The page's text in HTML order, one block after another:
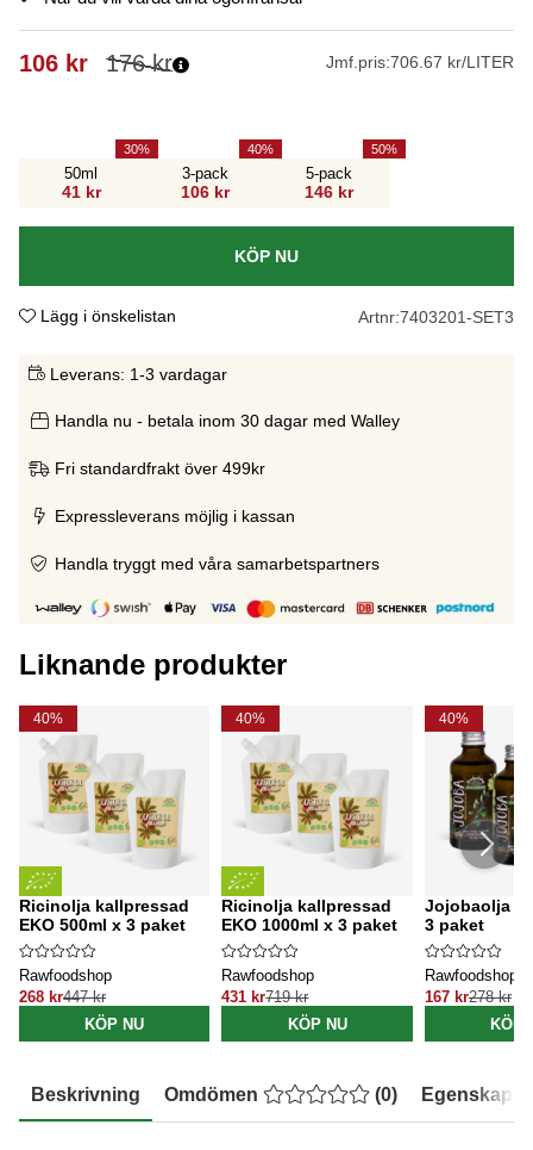
176kr
106 kr Jmf.pris:706.67 kr/LITER
50ml
41 kr
30
3-pack
106 kr
40
5-pack
146 kr
50
KÖP NU
Lägg i önskelistan Artnr:7403201-SET3
Leverans: 1-3 vardagar
Handla nu - betala inom 30 dagar med Walley
Fri standardfrakt över 499kr
Expressleverans möjlig i kassan
Handla tryggt med våra samarbetspartners
Liknande produkter
40%
Ricinolja kallpressad
EKO 500ml x 3 paket
Rawfoodshop
268 kr447 kr
KÖP NU
40%
Ricinolja kallpressad
EKO 1000ml x 3 paket
Rawfoodshop
431 kr719 kr
KÖP NU
40%
Jojobaolja
3 paket
Rawfoodshop
167 kr278 kr
KÖP
Beskrivning Omdömen (0) Egenskaper